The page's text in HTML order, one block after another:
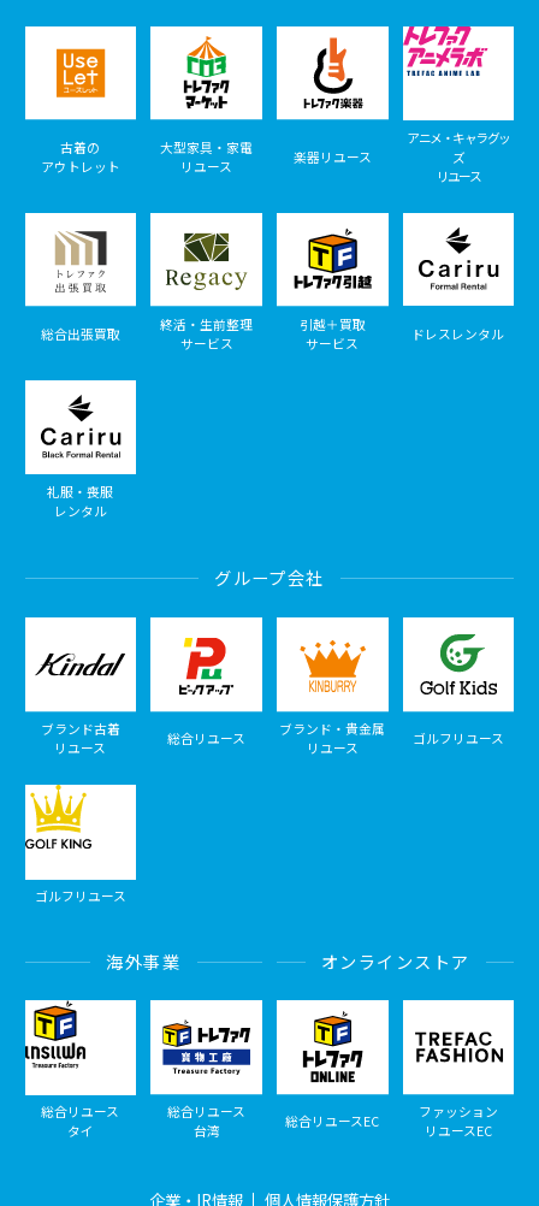
古着の
アウトレット
大型家具・家電
リユース
楽器リユース
アニメ・キャラグッ
ズ
リユース
総合出張買取
終活・生前整理
サービス
引越＋買取
サービス
ドレスレンタル
礼服・喪服
レンタル
グループ会社
ブランド古着
リユース
総合リユース
ブランド・貴金属
リユース
ゴルフリユース
ゴルフリユース
海外事業
総合リユース
タイ
総合リユース
台湾
オンラインストア
総合リユースEC
ファッション
リユースEC
企業・IR情報 個人情報保護方針